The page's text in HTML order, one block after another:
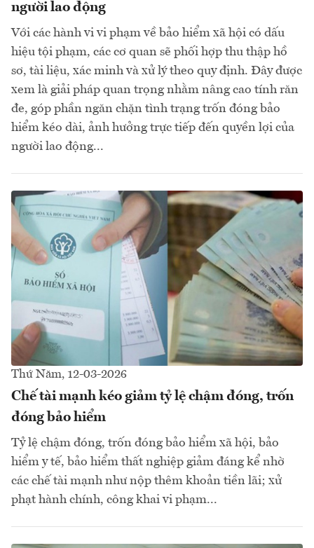
người lao động
Với các hành vi vi phạm về bảo hiểm xã hội có dấu
hiệu tội phạm, các cơ quan sẽ phối hợp thu thập hồ
sơ, tài liệu, xác minh và xử lý theo quy định. Đây được
xem là giải pháp quan trọng nhằm nâng cao tính răn
đe, góp phần ngăn chặn tình trạng trốn đóng bảo
hiểm kéo dài, ảnh hưởng trực tiếp đến quyền lợi của
người lao động...
Thứ Năm, 12-03-2026
Chế tài mạnh kéo giảm tỷ lệ chậm đóng, trốn
đóng bảo hiểm
Tỷ lệ chậm đóng, trốn đóng bảo hiểm xã hội, bảo
hiểm y tế, bảo hiểm thất nghiệp giảm đáng kể nhờ
các chế tài mạnh như nộp thêm khoản tiền lãi; xử
phạt hành chính, công khai vi phạm...